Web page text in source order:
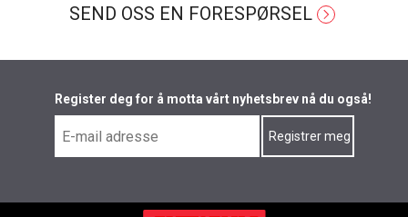
SEND OSS EN FORESPØRSEL
Register deg for å motta vårt nyhetsbrev nå du også!